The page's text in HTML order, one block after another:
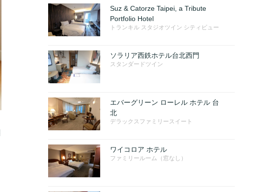
Suz & Catorze Taipei, a Tribute
Portfolio Hotel
トランキル スタジオツイン シティビュー
ソラリア西鉄ホテル台北西門
スタンダードツイン
エバーグリーン ローレル ホテル 台
北
デラックスファミリースイート
ワイコロア ホテル
ファミリールーム（窓なし）